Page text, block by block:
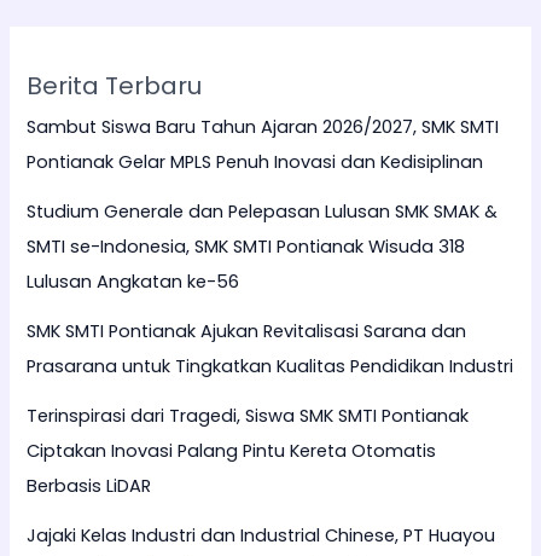
Berita Terbaru
Sambut Siswa Baru Tahun Ajaran 2026/2027, SMK SMTI
Pontianak Gelar MPLS Penuh Inovasi dan Kedisiplinan
Studium Generale dan Pelepasan Lulusan SMK SMAK &
SMTI se-Indonesia, SMK SMTI Pontianak Wisuda 318
Lulusan Angkatan ke-56
SMK SMTI Pontianak Ajukan Revitalisasi Sarana dan
Prasarana untuk Tingkatkan Kualitas Pendidikan Industri
Terinspirasi dari Tragedi, Siswa SMK SMTI Pontianak
Ciptakan Inovasi Palang Pintu Kereta Otomatis
Berbasis LiDAR
Jajaki Kelas Industri dan Industrial Chinese, PT Huayou